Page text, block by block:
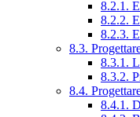
8.2.1.
8.2.2.
8.2.3.
8.3.
8.3.1.
8.3.2.
8.4.
8.4.1.